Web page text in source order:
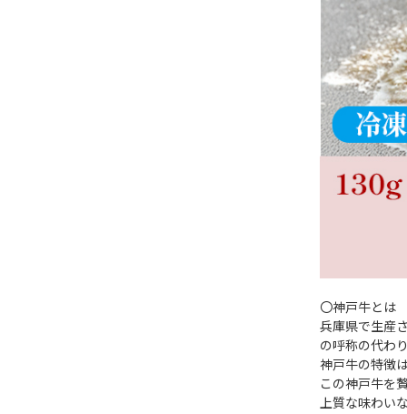
〇神戸牛とは
兵庫県で生産
の呼称の代わ
神戸牛の特徴
この神戸牛を
上質な味わい